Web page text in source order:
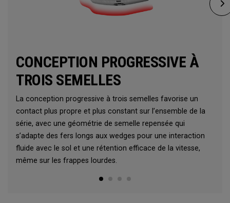
CONCEPTION PROGRESSIVE À
TROIS SEMELLES
La conception progressive à trois semelles favorise un
contact plus propre et plus constant sur l’ensemble de la
série, avec une géométrie de semelle repensée qui
s’adapte des fers longs aux wedges pour une interaction
fluide avec le sol et une rétention efficace de la vitesse,
même sur les frappes lourdes.